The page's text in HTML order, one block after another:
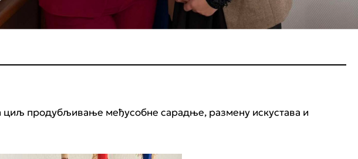
циљ продубљивање међусобне сарадње, размену искустава и